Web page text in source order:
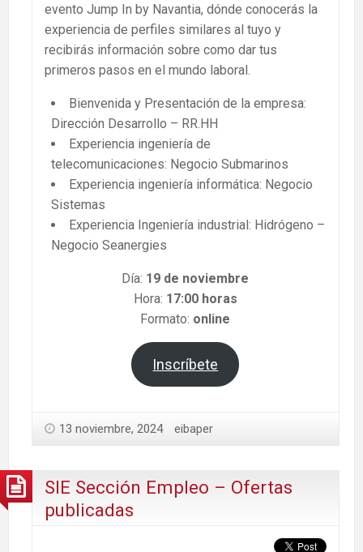
evento Jump In by Navantia, dónde conocerás la
experiencia de perfiles similares al tuyo y
recibirás información sobre como dar tus
primeros pasos en el mundo laboral.
Bienvenida y Presentación de la empresa:
Dirección Desarrollo – RR.HH
Experiencia ingeniería de
telecomunicaciones: Negocio Submarinos
Experiencia ingeniería informática: Negocio
Sistemas
Experiencia Ingeniería industrial: Hidrógeno –
Negocio Seanergies
Día: 19 de noviembre
Hora: 17:00 horas
Formato: online
Inscríbete
13 noviembre, 2024 eibaper
SIE Sección Empleo – Ofertas
publicadas